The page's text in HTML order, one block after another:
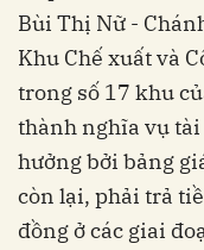
Bùi Thị Nữ -
Khu Chế xuất và
trong số 17 khu
thành nghĩa vụ
hưởng bởi bảng
còn lại, phải trả
đồng ở các giai